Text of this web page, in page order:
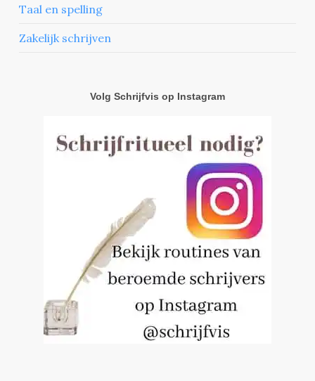
Taal en spelling
Zakelijk schrijven
Volg Schrijfvis op Instagram